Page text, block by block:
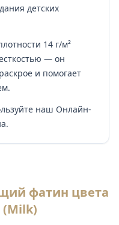
детских
14 г/м²
— он
и помогает
наш Онлайн-
фатин цвета